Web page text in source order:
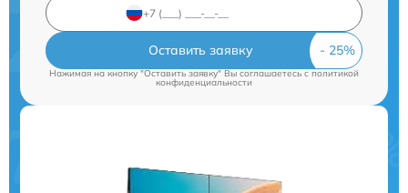
Оставить заявку
Нажимая на кнопку "Оставить заявку" Вы соглашаетесь c политикой
конфиденциальности